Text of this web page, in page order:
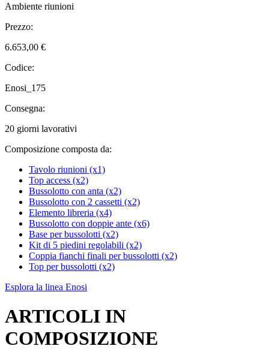
Ambiente riunioni
Prezzo:
6.653,00 €
Codice:
Enosi_175
Consegna:
20 giorni lavorativi
Composizione composta da:
Tavolo riunioni (x1)
Top access (x2)
Bussolotto con anta (x2)
Bussolotto con 2 cassetti (x2)
Elemento libreria (x4)
Bussolotto con doppie ante (x6)
Base per bussolotti (x2)
Kit di 5 piedini regolabili (x2)
Coppia fianchi finali per bussolotti (x2)
Top per bussolotti (x2)
Esplora la linea Enosi
ARTICOLI IN
COMPOSIZIONE